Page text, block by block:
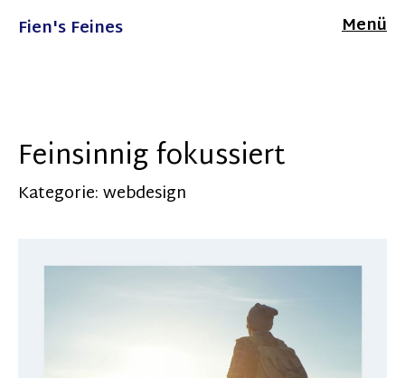
Fien's Feines Menü
Feinsinnig fokussiert
Kategorie:webdesign